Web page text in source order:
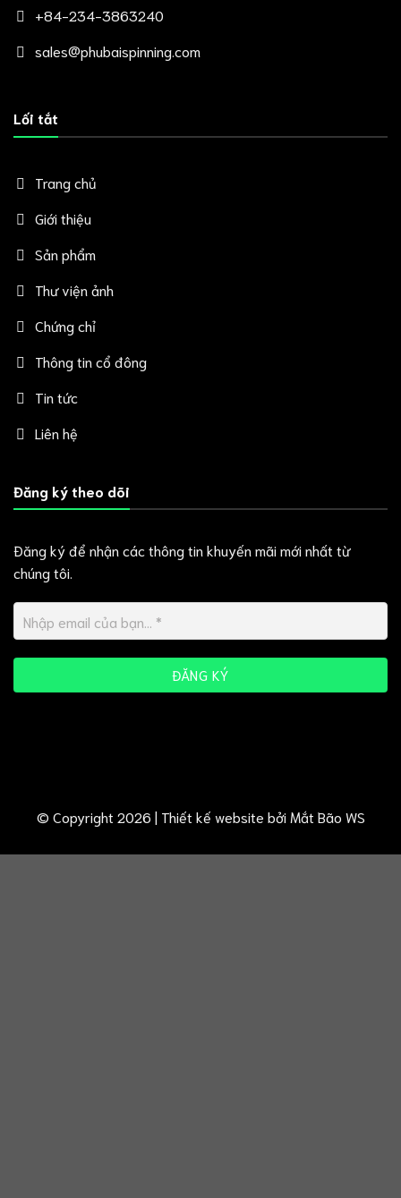
+84-234-3863240
sales@phubaispinning.com
Lối tắt
Trang chủ
Giới thiệu
Sản phẩm
Thư viện ảnh
Chứng chỉ
Thông tin cổ đông
Tin tức
Liên hệ
Đăng ký theo dõi
Đăng ký để nhận các thông tin khuyến mãi mới nhất từ
chúng tôi.
© Copyright 2026 | Thiết kế website bởi Mắt Bão WS